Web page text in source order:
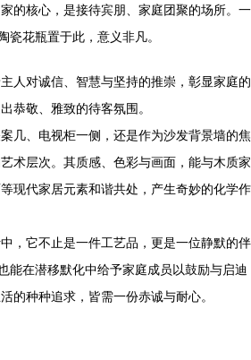
的核心，是接待宾朋、家庭团聚的场所。一
瓷花瓶置于此，意义非凡。
主人对诚信、智慧与坚持的推崇，彰显家庭的
恭敬、雅致的待客氛围。
几、电视柜一侧，还是作为沙发背景墙的焦
术层次。其质感、色彩与画面，能与木质家
现代家居元素和谐共处，产生奇妙的化学作
，它不止是一件工艺品，更是一位静默的伴
能在潜移默化中给予家庭成员以鼓励与启迪
种种追求，皆需一份赤诚与耐心。